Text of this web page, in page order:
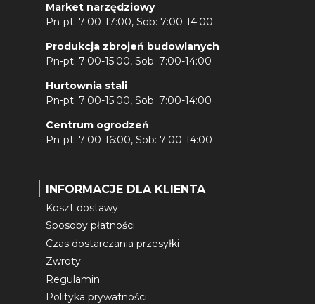
Market narzędziowy
Pn-pt: 7:00-17:00, Sob: 7:00-14:00
Produkcja zbrojeń budowlanych
Pn-pt: 7:00-15:00, Sob: 7:00-14:00
Hurtownia stali
Pn-pt: 7:00-15:00, Sob: 7:00-14:00
Centrum ogrodzeń
Pn-pt: 7:00-16:00, Sob: 7:00-14:00
INFORMACJE DLA KLIENTA
Koszt dostawy
Sposoby płatności
Czas dostarczania przesyłki
Zwroty
Regulamin
Polityka prywatności